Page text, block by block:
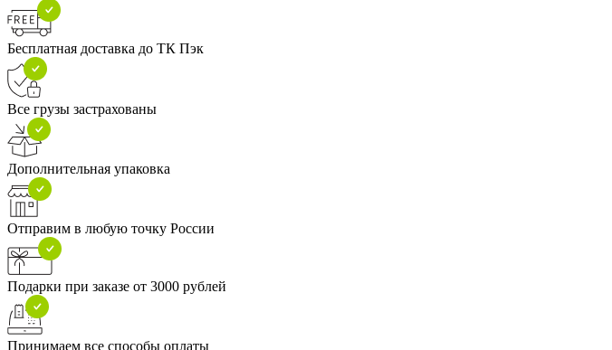
Бесплатная доставка до ТК Пэк
Все грузы застрахованы
Дополнительная упаковка
Отправим в любую точку России
Подарки при заказе от 3000 рублей
Принимаем все способы оплаты